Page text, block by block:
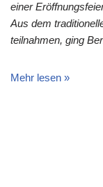
einer
Aus dem
teilnahmen, ging
Mehr lesen »